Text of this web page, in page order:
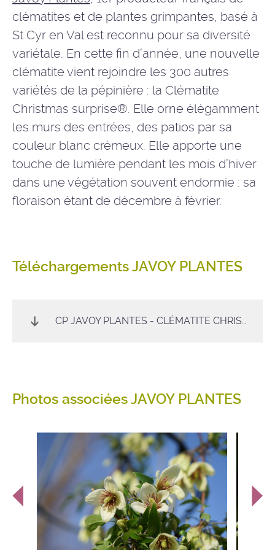
clématites et de plantes grimpantes, basé à
St Cyr en Val est reconnu pour sa diversité
variétale. En cette fin d’année, une nouvelle
clématite vient rejoindre les 300 autres
variétés de la pépinière : la Clématite
Christmas surprise®. Elle orne élégamment
les murs des entrées, des patios par sa
couleur blanc crémeux. Elle apporte une
touche de lumière pendant les mois d’hiver
dans une végétation souvent endormie : sa
floraison étant de décembre à février.
Téléchargements JAVOY PLANTES
CP JAVOY PLANTES - CLÉMATITE CHRISTMAS SURPRISE®
Photos associées JAVOY PLANTES